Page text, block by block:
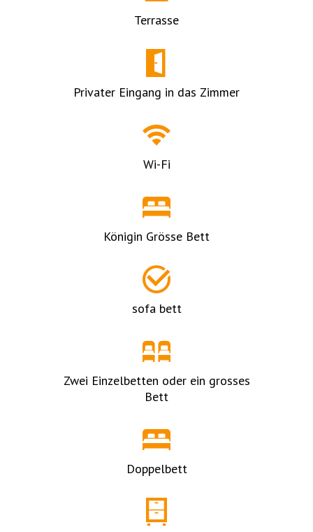
Terrasse
Privater Eingang in das Zimmer
Wi-Fi
Königin Grösse Bett
sofa bett
Zwei Einzelbetten oder ein grosses
Bett
Doppelbett